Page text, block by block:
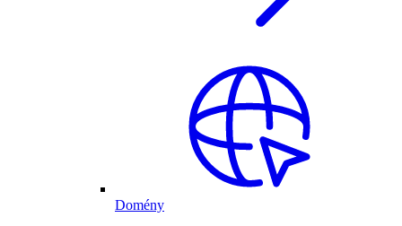
Domény